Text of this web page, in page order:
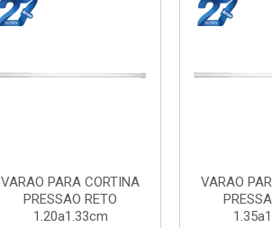
VARAO PARA CORTINA
PRESSAO RETO
1.35a1.48cm
VARAO